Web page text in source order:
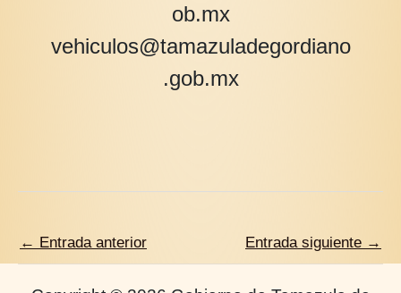
ob.mx
vehiculos@tamazuladegordiano
.gob.mx
← Entrada anterior Entrada siguiente →